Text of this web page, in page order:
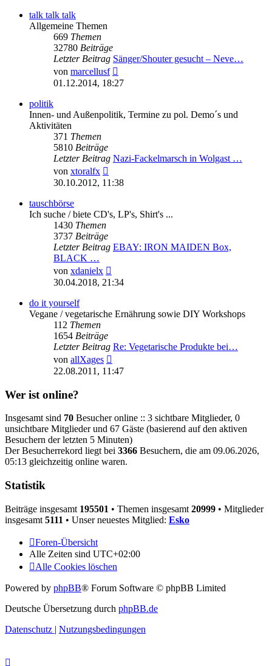
talk talk talk
Allgemeine Themen
669 Themen
32780 Beiträge
Letzter Beitrag Sänger/Shouter gesucht – Neve…
von marcellusf
Beitrag
01.12.2014, 18:27
politik
Innen- und Außenpolitik, Termine zu pol. Demo´s und
Aktivitäten
371 Themen
5810 Beiträge
Letzter Beitrag Nazi-Fackelmarsch in Wolgast …
von xtoralfx
Beitrag
30.10.2012, 11:38
tauschbörse
Ich suche / biete CD's, LP's, Shirt's ...
1430 Themen
3737 Beiträge
Letzter Beitrag EBAY: IRON MAIDEN Box,
BLACK …
von xdanielx
Beitrag
30.04.2018, 21:34
do it yourself
Vegane / vegetarische Ernährung sowie DIY Workshops
112 Themen
1654 Beiträge
Letzter Beitrag Re: Vegetarische Produkte bei…
von allXages
Beitrag
22.08.2011, 11:47
Wer ist online?
Insgesamt sind 70 Besucher online :: 3 sichtbare Mitglieder, 0
unsichtbare Mitglieder und 67 Gäste (basierend auf den aktiven
Besuchern der letzten 5 Minuten)
Der Besucherrekord liegt bei 3366 Besuchern, die am 09.06.2026,
05:13 gleichzeitig online waren.
Statistik
Beiträge insgesamt 195501 • Themen insgesamt 20999 • Mitglieder
insgesamt 5111 • Unser neuestes Mitglied: Esko
Foren-Übersicht
Alle Zeiten sind UTC+02:00
Alle Cookies löschen
Powered by phpBB® Forum Software © phpBB Limited
Deutsche Übersetzung durch phpBB.de
Datenschutz | Nutzungsbedingungen